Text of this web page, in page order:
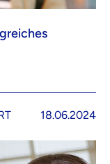
18.06.2024